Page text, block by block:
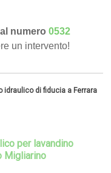
numero0532
un intervento!
idraulico di fiducia a Ferrara